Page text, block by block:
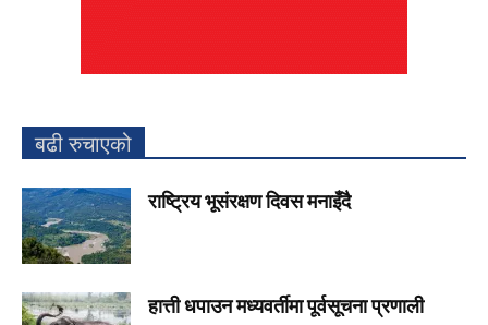
बढी रुचाएको
राष्ट्रिय भूसंरक्षण दिवस मनाइँदै
हात्ती धपाउन मध्यवर्तीमा पूर्वसूचना प्रणाली